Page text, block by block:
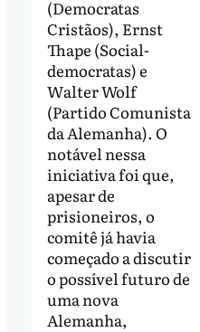
(Democratas
Cristãos), Ernst
Thape (Social-
democratas) e
Walter Wolf
(Partido Comunista
da Alemanha). O
notável nessa
iniciativa foi que,
apesar de
prisioneiros, o
comitê já havia
começado a discutir
o possível futuro de
uma nova
Alemanha,